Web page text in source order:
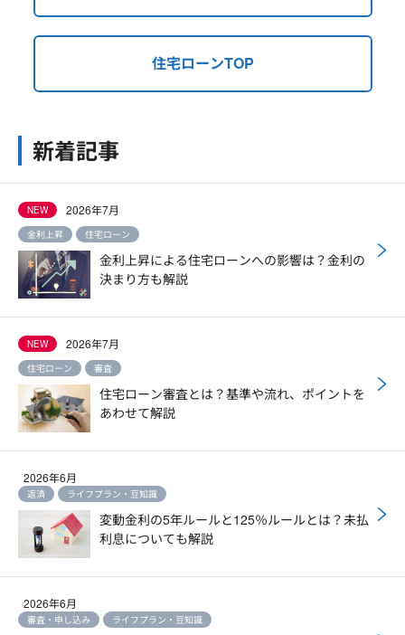
住宅ローンTOP
新着記事
NEW 2026年7月
金利上昇 住宅ローン
金利上昇による住宅ローンへの影響は？金利の
決まり方も解説
NEW 2026年7月
住宅ローン 審査
住宅ローン審査とは？基準や流れ、ポイントを
あわせて解説
2026年6月
返済 ライフプラン・豆知識
変動金利の5年ルールと125％ルールとは？未払
利息についても解説
2026年6月
審査・申し込み ライフプラン・豆知識